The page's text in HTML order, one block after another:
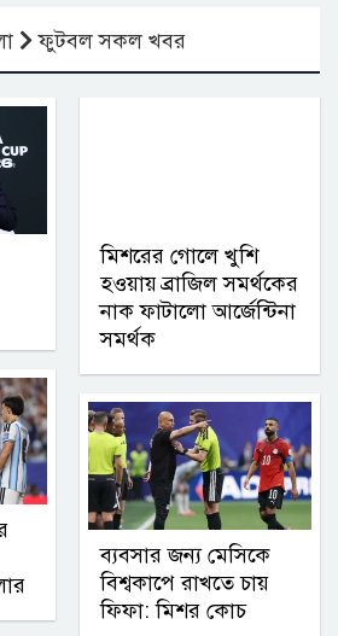
ফুটবল সকল খবর
মিশরের গোলে খুশি
হওয়ায় ব্রাজিল সমর্থকের
নাক ফাটালো আর্জেন্টিনা
সমর্থক
ব্যবসার জন্য মেসিকে
বিশ্বকাপে রাখতে চায়
ফিফা: মিশর কোচ